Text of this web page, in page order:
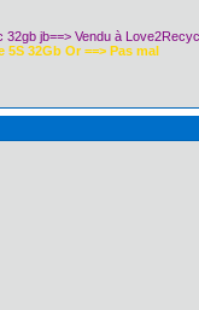
32gb jb==> Vendu à
5S 32Gb Or ==> Pas mal